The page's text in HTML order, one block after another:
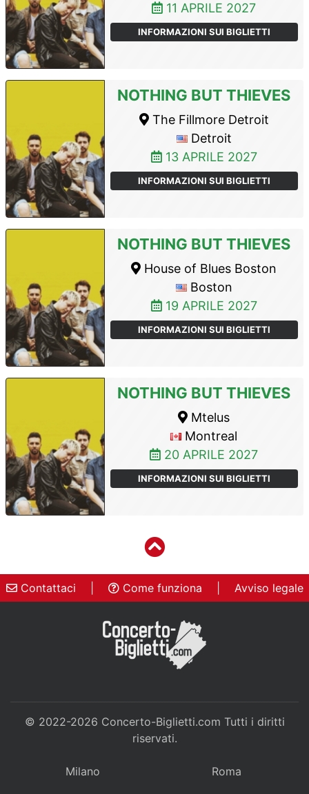
11 APRILE 2027
INFORMAZIONI SUI BIGLIETTI
NOTHING BUT THIEVES
The Fillmore Detroit
Detroit
13 APRILE 2027
INFORMAZIONI SUI BIGLIETTI
NOTHING BUT THIEVES
House of Blues Boston
Boston
19 APRILE 2027
INFORMAZIONI SUI BIGLIETTI
NOTHING BUT THIEVES
Mtelus
Montreal
20 APRILE 2027
INFORMAZIONI SUI BIGLIETTI
Contattaci Come funziona Avviso legale
© 2022-2026 Concerto-Biglietti.com Tutti i diritti
riservati.
Milano Roma